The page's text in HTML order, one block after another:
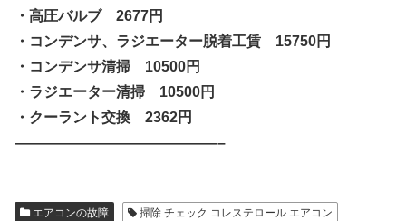
・高圧バルブ 2677円
・コンデンサ、ラジエーター脱着工賃 15750円
・コンデンサ清掃 10500円
・ラジエーター清掃 10500円
・クーラント交換 2362円
——————————————–
エアコンの故障 掃除 チェック コレステロール エアコン